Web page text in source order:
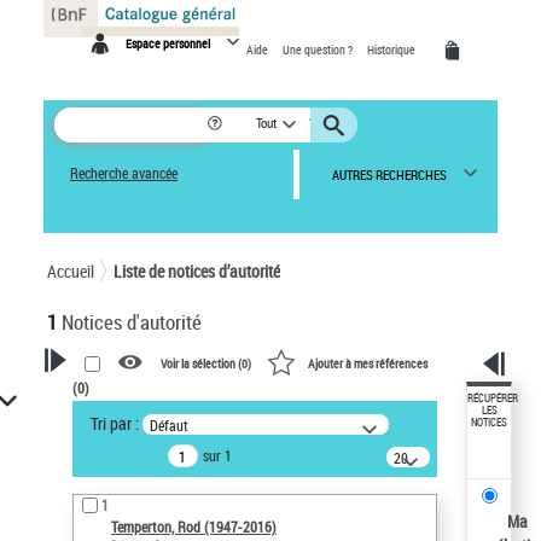
Espace personnel Aide Une question ? Historique
Tout
Recherche avancée AUTRES RECHERCHES
Accueil Liste de notices d’autorité
1 Notices d'autorité
VOTRE RECHERCHE
Recherche avancée dans les
notices d’autorité
Œuvres liées à l'auteur :
Temperton, Rod (1947-2016)
Voir la sélection (0) Ajouter à mes références
(0)
Tri par : Défaut
sur 1
20
résultats/page
1
Temperton, Rod (1947-2016)
RÉCUPÉRER
LES
NOTICES
Ma
Panneau de gestion des cookies